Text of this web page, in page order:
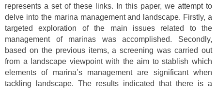
represents a set of these links. In this paper, we attempt to
delve into the marina management and landscape. Firstly, a
targeted exploration of the main issues related to the
management of marinas was accomplished. Secondly,
based on the previous items, a screening was carried out
from a landscape viewpoint with the aim to stablish which
elements of marina’s management are significant when
tackling landscape. The results indicated that there is a